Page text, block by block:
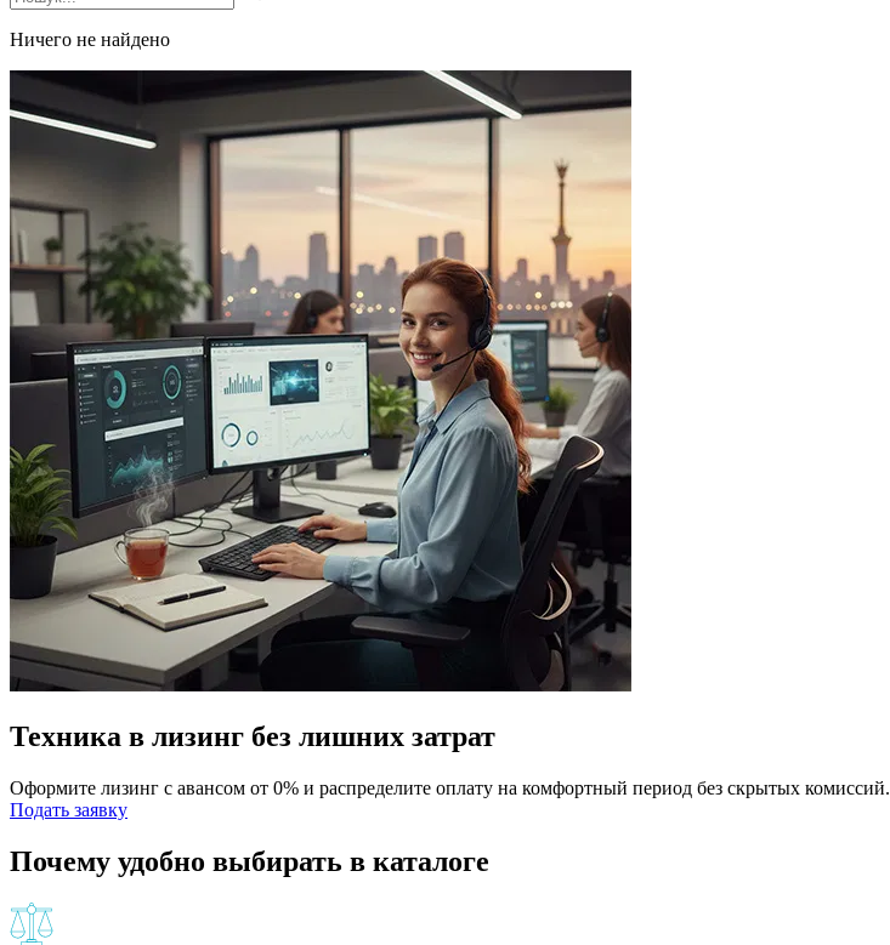
Ничего не найдено
Техника в лизинг без лишних затрат
Оформите лизинг с авансом от 0% и распределите оплату на комфортный период без скрытых комиссий.
Подать заявку
Почему удобно выбирать в каталоге